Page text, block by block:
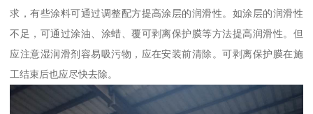
求，有些涂料可通过调整配方提高涂层的润滑性。如涂层的润滑性
不足，可通过涂油、涂蜡、覆可剥离保护膜等方法提高润滑性。但
应注意湿润滑剂容易吸污物，应在安装前清除。可剥离保护膜在施
工结束后也应尽快去除。